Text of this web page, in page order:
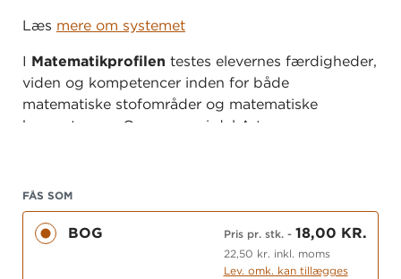
Læs mere om systemet
I Matematikprofilen testes elevernes færdigheder,
viden og kompetencer inden for både
matematiske stofområder og matematiske
kompetencer. Opgaverne i del A tager
kompetencer, og opgaverne i del C tager
udgangspunkt i kompetencer.
TilMatematikprofilen
hører også en webdel med
bl.a. rettevejledninger, oversigter over elevernes
FÅS SOM
BOG Pris pr. stk.- 18,00 KR.
22,50 kr. inkl. moms
Lev. omk. kan tillægges